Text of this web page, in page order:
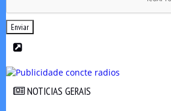
Enviar
NOTICIAS GERAIS